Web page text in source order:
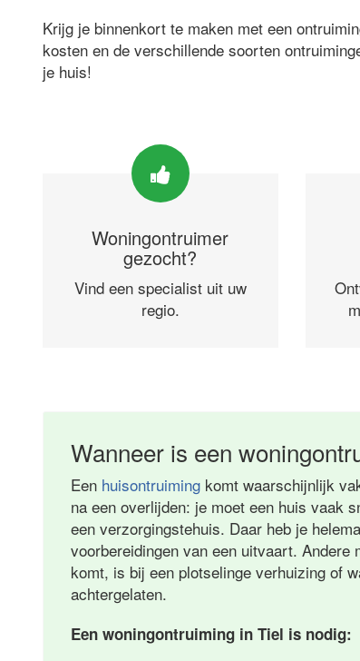
Krijg je binnenkort te maken met een
kosten en de verschillende soorten
je huis!
Woningontruimer
gezocht?
Vind een specialist uit uw
regio.
Wanneer is een
Een huisontruiming komt waarschijnlijk
na een overlijden: je moet een huis vaak
een verzorgingstehuis. Daar heb je
voorbereidingen van een uitvaart. Andere
komt, is bij een plotselinge verhuizing of
achtergelaten.
Een woningontruiming in Tiel is nodig: